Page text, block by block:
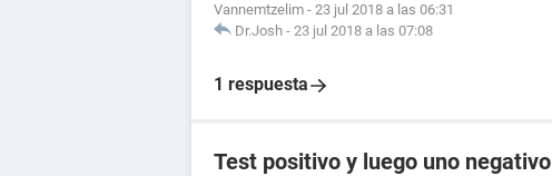
Vannemtzelim - 23 jul 2018 a las 06:31
Dr.Josh - 23 jul 2018 a las 07:08
1 respuesta
Test positivo y luego uno negativo